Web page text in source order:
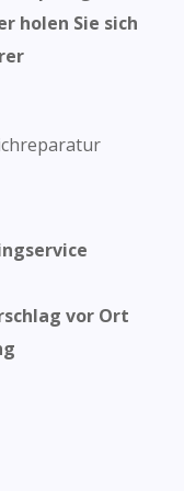
holen Sie sich
vor Ort